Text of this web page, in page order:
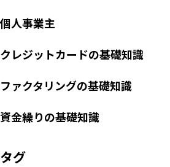
個人事業主
クレジットカードの基礎知識
ファクタリングの基礎知識
資金繰りの基礎知識
タグ